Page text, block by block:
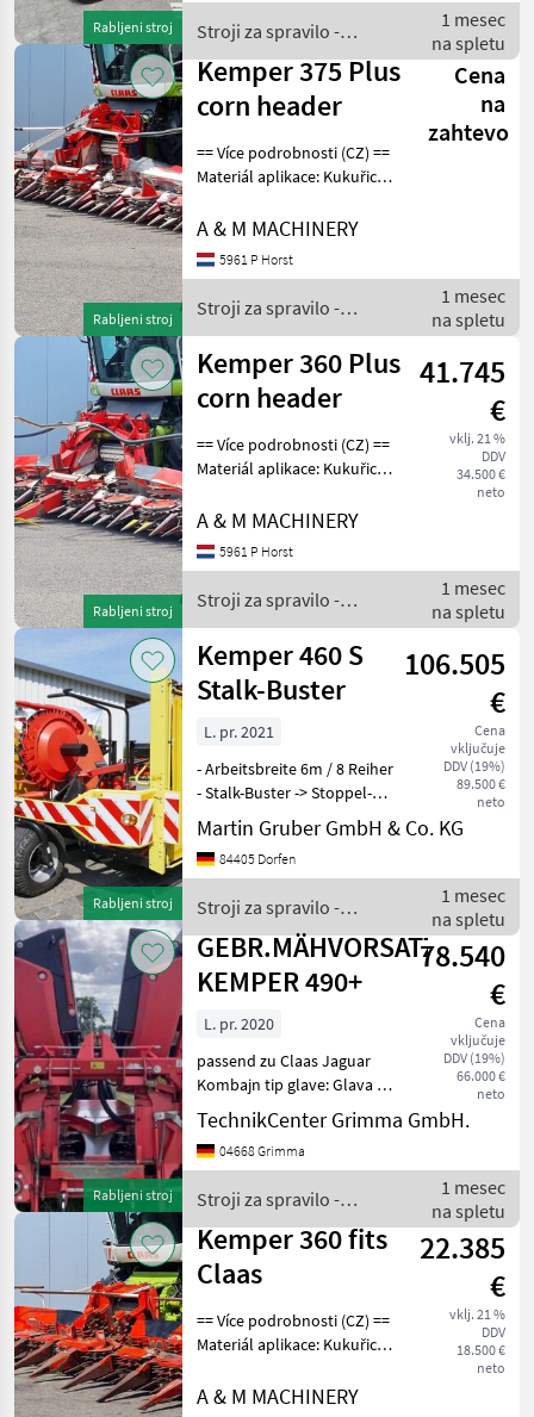
Rabljeni stroj
Drehzahlreduzierung, Ersat
Stroji za spravilo -
poljedelstvo / Kemper
1 mesec
na spletu
Rabljeni stroj
Kemper 375 Plus
corn header
Cena
na
zahtevo
== Více podrobnosti (CZ) ==
Materiál aplikace: Kukuřice
pro: Zemědělské stroje
Weitere Informationen (DE)
A & M MACHINERY
5961 P Horst
Stroji za spravilo -
poljedelstvo / Kemper
1 mesec
na spletu
Rabljeni stroj
Kemper 360 Plus
corn header
41.745
€
vklj. 21 %
DDV
34.500 €
neto
== Více podrobnosti (CZ) ==
Materiál aplikace: Kukuřice
pro: Zemědělské stroje
Weitere Informationen (DE)
A & M MACHINERY
5961 P Horst
Stroji za spravilo -
poljedelstvo / Kemper
1 mesec
na spletu
Rabljeni stroj
Kemper 460 S
Stalk-Buster
106.505
€
Cena
vključuje
DDV (19%)
89.500 €
neto
L. pr. 2021
- Arbeitsbreite 6m / 8 Reiher
- Stalk-Buster -> Stoppel-
Mulcheinheit direkt am
Gebiss - AutoContour -
Lenkautomat -
klappbaren Schutz - 2x
Martin Gruber GmbH & Co. KG
84405 Dorfen
Stroji za spravilo -
poljedelstvo / Kemper
1 mesec
na spletu
Rabljeni stroj
GEBR.MÄHVORSATZ
KEMPER 490+
78.540
€
Cena
vključuje
DDV (19%)
66.000 €
neto
L. pr. 2020
passend zu Claas Jaguar
Kombajn tip glave: Glava za
koruzo Stroji za spravilo -
poljedelstvo Adapteri za
kombajn
TechnikCenter Grimma GmbH.
04668 Grimma
Stroji za spravilo -
poljedelstvo / Kemper
1 mesec
na spletu
Kemper 360 fits
Claas
22.385
€
vklj. 21 %
DDV
18.500 €
neto
== Více podrobnosti (CZ) ==
Materiál aplikace: Kukuřice
pro: Zemědělské stroje
A & M MACHINERY